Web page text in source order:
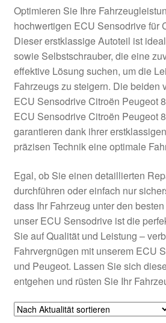
Impressum
Kasse
Kontakt
Lieferung
Mein Konto
Warenkorb
Weltweiter Versand
Zahlungen
Optimieren Sie Ihre
hochwertigen ECU Sensodrive für
Dieser erstklassige Autoteil ist
sowie Selbstschrauber, die eine
effektive Lösung suchen, um die
Fahrzeugs zu steigern. Die beiden
ECU Sensodrive Citroën Peugeot
ECU Sensodrive Citroën Peugeot
garantieren dank ihrer
präzisen Technik eine optimale
Egal, ob Sie einen detaillierten
durchführen oder einfach nur
dass Ihr Fahrzeug unter den
unser ECU Sensodrive ist die
Sie auf Qualität und Leistung –
Fahrvergnügen mit unserem ECU
und Peugeot. Lassen Sie sich
entgehen und rüsten Sie Ihr